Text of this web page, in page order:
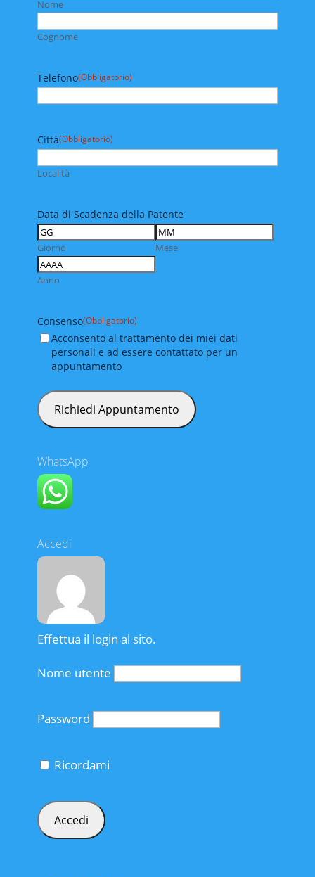
Nome
Cognome
Telefono(Obbligatorio)
Città(Obbligatorio)
Località
Data di Scadenza della Patente
Giorno Mese
Anno
Consenso(Obbligatorio)
Acconsento al trattamento dei miei dati
personali e ad essere contattato per un
appuntamento
WhatsApp
Accedi
Effettua il login al sito.
Nome utente
Password
Ricordami